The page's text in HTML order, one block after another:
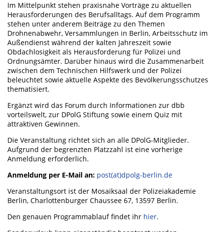
Im Mittelpunkt stehen praxisnahe Vorträge zu aktuellen
Herausforderungen des Berufsalltags. Auf dem Programm
stehen unter anderem Beiträge zu den Themen
Drohnenabwehr, Versammlungen in Berlin, Arbeitsschutz im
Außendienst während der kalten Jahreszeit sowie
Obdachlosigkeit als Herausforderung für Polizei und
Ordnungsämter. Darüber hinaus wird die Zusammenarbeit
zwischen dem Technischen Hilfswerk und der Polizei
beleuchtet sowie aktuelle Aspekte des Bevölkerungsschutzes
thematisiert.
Ergänzt wird das Forum durch Informationen zur dbb
vorteilswelt, zur DPolG Stiftung sowie einem Quiz mit
attraktiven Gewinnen.
Die Veranstaltung richtet sich an alle DPolG-Mitglieder.
Aufgrund der begrenzten Platzzahl ist eine vorherige
Anmeldung erforderlich.
Anmeldung per E-Mail an: post(at)dpolg-berlin.de
Veranstaltungsort ist der Mosaiksaal der Polizeiakademie
Berlin, Charlottenburger Chaussee 67, 13597 Berlin.
Den genauen Programmablauf findet ihr hier.